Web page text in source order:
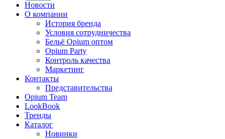
Новости
О компании
История бренда
Условия сотрудничества
Бельё Opium оптом
Opium Party
Контроль качества
Маркетинг
Контакты
Представительства
Opium Team
LookBook
Тренды
Каталог
Новинки